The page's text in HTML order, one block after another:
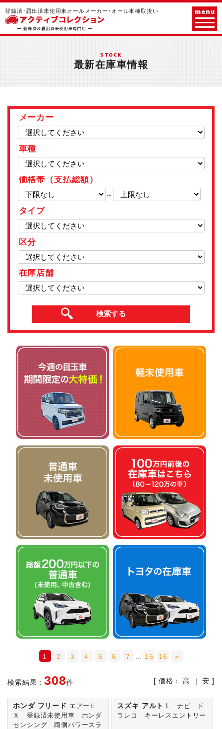
登録済･届出済未使用車オールメーカー･オール車種取扱い menu
STOCK
最新在庫車情報
メーカー
車種
価格帯（支払総額）
～
タイプ
区分
在庫店舗
1 2 3 4 5 6 7 15 16 »
[ 価格：高 ｜安 ]
検索結果：308件
ホンダ フリード エアーＥ
Ｘ 登録済未使用車 ホンダ
センシング 両側パワースラ
スズキ アルト
L ナビ ド
ラレコ キーレスエントリー